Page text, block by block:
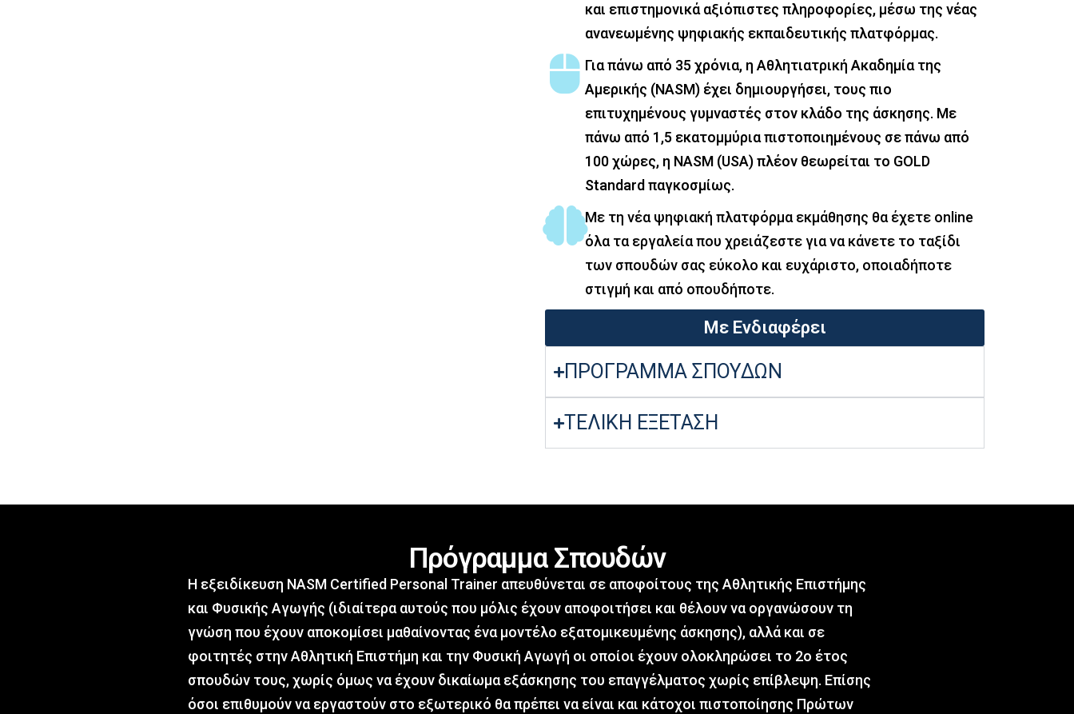
και επιστημονικά αξιόπιστες πληροφορίες, μέσω της νέας
ανανεωμένης ψηφιακής εκπαιδευτικής πλατφόρμας.
Για πάνω από 35 χρόνια, η Αθλητιατρική Ακαδημία της
Αμερικής (NASM) έχει δημιουργήσει, τους πιο
επιτυχημένους γυμναστές στον κλάδο της άσκησης. Με
πάνω από 1,5 εκατομμύρια πιστοποιημένους σε πάνω από
100 χώρες, η NASM (USA) πλέον θεωρείται το GOLD
Standard παγκοσμίως.
Με τη νέα ψηφιακή πλατφόρμα εκμάθησης θα έχετε online
όλα τα εργαλεία που χρειάζεστε για να κάνετε το ταξίδι
των σπουδών σας εύκολο και ευχάριστο, οποιαδήποτε
στιγμή και από οπουδήποτε.
Με Ενδιαφέρει
ΠΡΟΓΡΑΜΜΑ ΣΠΟΥΔΩΝ
ΤΕΛΙΚΗ ΕΞΕΤΑΣΗ
Πρόγραμμα Σπουδών
Η εξειδίκευση NASM Certified Personal Trainer απευθύνεται σε αποφοίτους της Αθλητικής Επιστήμης
και Φυσικής Αγωγής (ιδιαίτερα αυτούς που μόλις έχουν αποφοιτήσει και θέλουν να οργανώσουν τη
γνώση που έχουν αποκομίσει μαθαίνοντας ένα μοντέλο εξατομικευμένης άσκησης), αλλά και σε
φοιτητές στην Αθλητική Επιστήμη και την Φυσική Αγωγή οι οποίοι έχουν ολοκληρώσει το 2ο έτος
σπουδών τους, χωρίς όμως να έχουν δικαίωμα εξάσκησης του επαγγέλματος χωρίς επίβλεψη. Επίσης
όσοι επιθυμούν να εργαστούν στο εξωτερικό θα πρέπει να είναι και κάτοχοι πιστοποίησης Πρώτων